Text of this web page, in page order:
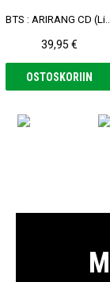
BTS : ARIRANG
39,95 €
OSTOSKORIIN